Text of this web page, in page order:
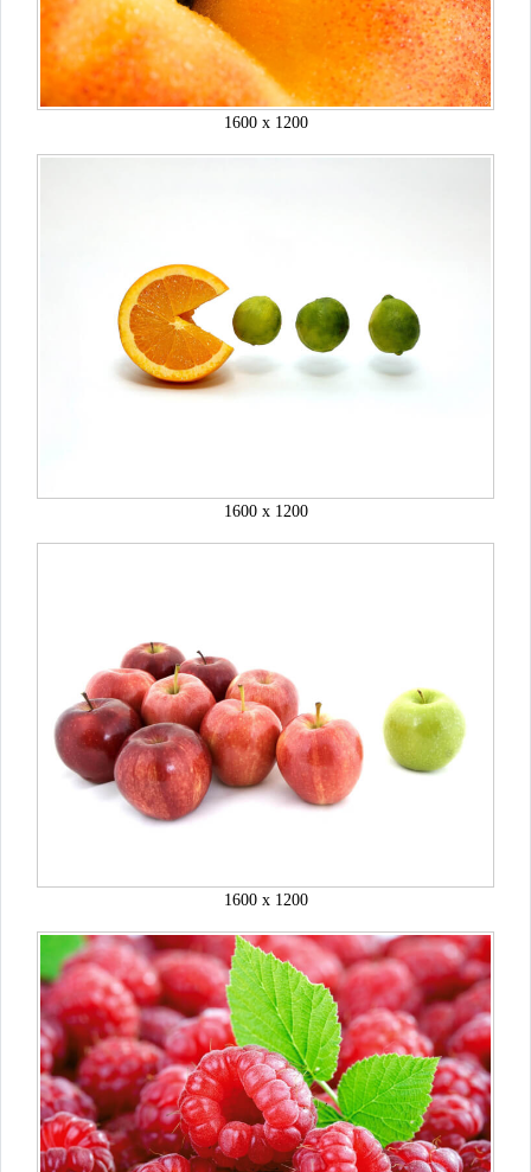
1600 x 1200
1600 x 1200
1600 x 1200